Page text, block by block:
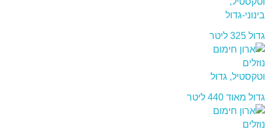
גדול 325 ליטר
גדול מאוד 440 ליטר